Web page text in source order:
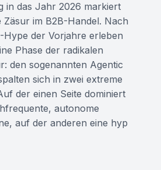
in das Jahr 2026 markiert
Zäsur im B2B-Handel. Nach
Hype der Vorjahre erleben
Phase der radikalen
den sogenannten Agentic
sich in zwei extreme
der einen Seite dominiert
autonome
auf der anderen eine hyp